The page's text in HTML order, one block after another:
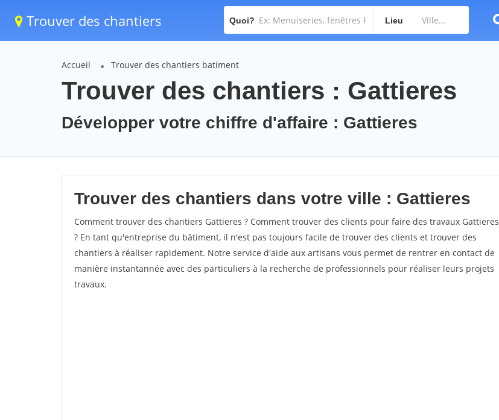
Trouver des chantiers Quoi? Lieu
Accueil Trouver des chantiers batiment
Trouver des chantiers : Gattieres
Développer votre chiffre d'affaire : Gattieres
Trouver des chantiers dans votre ville : Gattieres
Comment trouver des chantiers Gattieres ? Comment trouver des clients pour faire des travaux Gattieres
? En tant qu'entreprise du bâtiment, il n'est pas toujours facile de trouver des clients et trouver des
chantiers à réaliser rapidement. Notre service d'aide aux artisans vous permet de rentrer en contact de
manière instantannée avec des particuliers à la recherche de professionnels pour réaliser leurs projets
travaux.